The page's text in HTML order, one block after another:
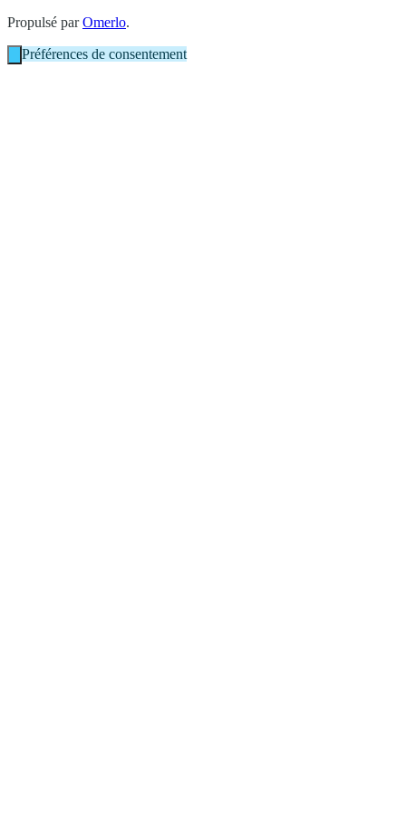
Propulsé parOmerlo.
Préférences de consentement